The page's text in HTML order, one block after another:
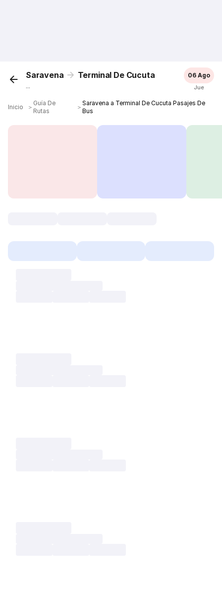
Saravena Terminal De Cucuta
...
06 Ago
Jue
Inicio ＞
Guía De
Rutas
＞
Saravena a Terminal De Cucuta Pasajes De
Bus